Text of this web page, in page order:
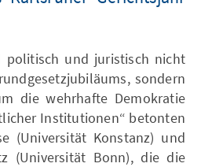
politisch und juristisch nicht
sondern
die wehrhafte Demokratie
Institutionen“ betonten
(Universität Konstanz) und
(Universität Bonn), die die